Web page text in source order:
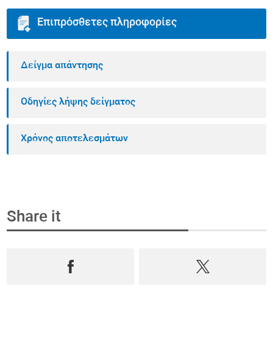
Επιπρόσθετες πληροφορίες
Δείγμα απάντησης
Οδηγίες λήψης δείγματος
Χρόνος αποτελεσμάτων
Share it